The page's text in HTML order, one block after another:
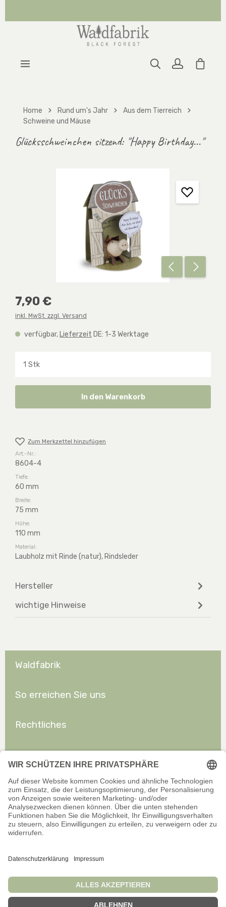
Home Rund um's Jahr
Aus dem Tierreich
Schweine und Mäuse
Glücksschweinchen sitzend: "Happy Birthday..."
Regulärer Preis:
7,90 €
inkl. MwSt. zzgl. Versand
verfügbar, Lieferzeit DE: 1-3 Werktage
In den Warenkorb
Zum Merkzettel hinzufügen
Art.-Nr.:
8604-4
Tiefe:
60 mm
Breite:
75 mm
Höhe:
110 mm
Material:
Laubholz mit Rinde (natur), Rindsleder
Hersteller
wichtige Hinweise
Waldfabrik
So erreichen Sie uns
Rechtliches
Offizieller Onlineshop für Privatkunden. Alle Preise inkl. gesetzl.
Wir sind stets bemüht, aktuelle und vollständige Informationen auf